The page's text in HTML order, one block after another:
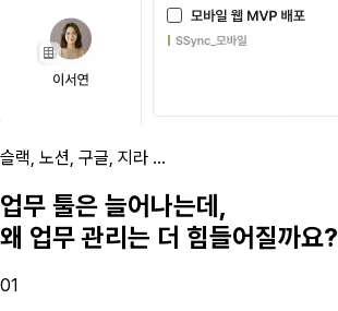
슬랙, 노션, 구글, 지라 ...
업무 툴은 늘어나는데,
왜 업무 관리는 더 힘들어질까요?
01